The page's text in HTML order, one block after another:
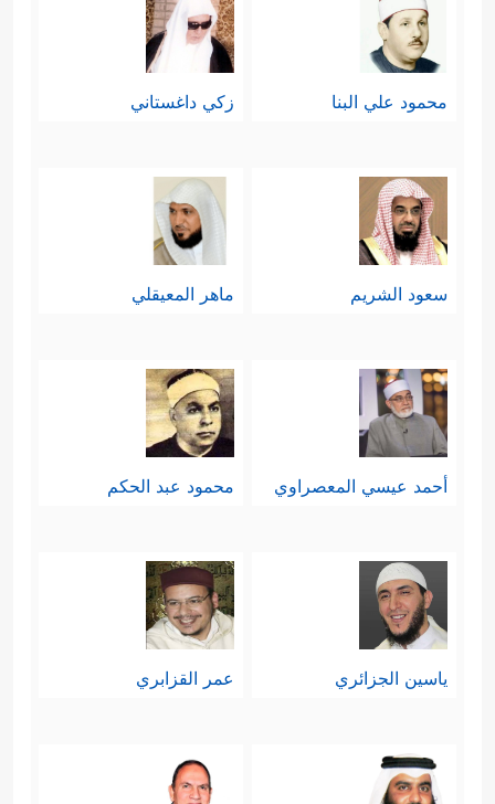
محمود علي البنا زكي داغستاني
سعود الشريم ماهر المعيقلي
أحمد عيسي المعصراوي محمود عبد الحكم
ياسين الجزائري عمر القزابري